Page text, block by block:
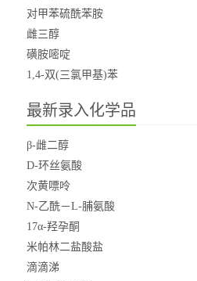
对甲苯硫酰苯胺
雌三醇
磺胺嘧啶
1,4-双(三氯甲基)苯
最新录入化学品
β-雌二醇
D-环丝氨酸
次黄嘌呤
N-乙酰－L-脯氨酸
17α-羟孕酮
米帕林二盐酸盐
滴滴涕